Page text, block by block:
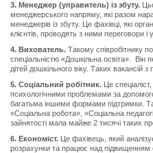
3. Менеджер (управитель) із збуту.
менеджерського напряму, які разом
менеджерів із збуту. Це фахівці, які
клієнтів, проводять з ними переговори
4. Вихователь. Такому співробітнику
спеціальністю «Дошкільна освіта».
дітей дошкільного віку. Таких вакансій
5. Соціальний робітник. Це
психологічними проблемами за
багатьма іншими формами підтримки.
«Соціальна робота», «Соціальна
зайнятості мала майже 2 тисячі таких
6. Економіст. Це фахівець, який
розрахунки та працює над підвищенням